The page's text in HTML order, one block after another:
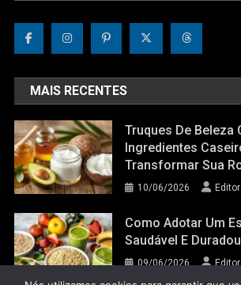
MAIS RECENTES
Truques De Beleza
Ingredientes
Transformar Sua
10/06/2026
Como Adotar Um
Saudável E
09/06/2026